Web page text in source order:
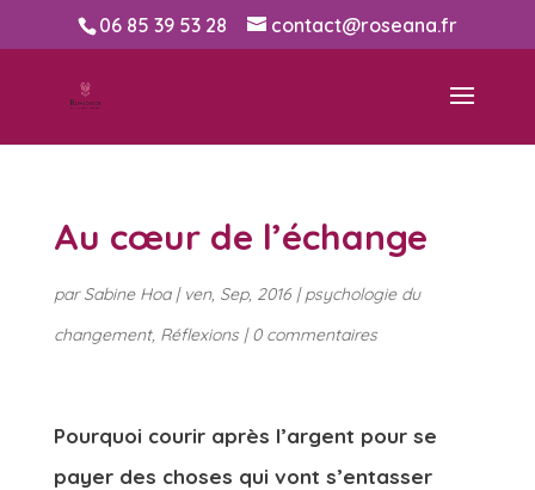
06 85 39 53 28 contact@roseana.fr
Au cœur de l’échange
parSabine Hoa| ven, Sep, 2016|psychologie du
changement, Réflexions|0 commentaires
Pourquoi courir après l’argent pour se
payer des choses qui vont s’entasser